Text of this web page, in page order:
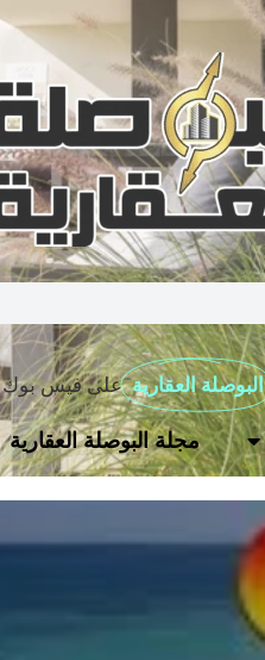
البوصلة العقارية على فيس بوك
مجلة البوصلة العقارية